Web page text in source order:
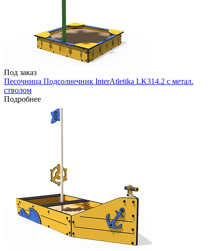
Под заказ
Песочница Подсолнечник InterAtletika LK314.2 с метал.
стволом
Подробнее